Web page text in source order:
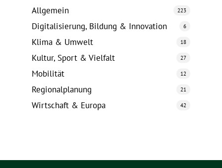
Allgemein 223
Digitalisierung, Bildung & Innovation 6
Klima & Umwelt 18
Kultur, Sport & Vielfalt 27
Mobilität 12
Regionalplanung 21
Wirtschaft & Europa 42